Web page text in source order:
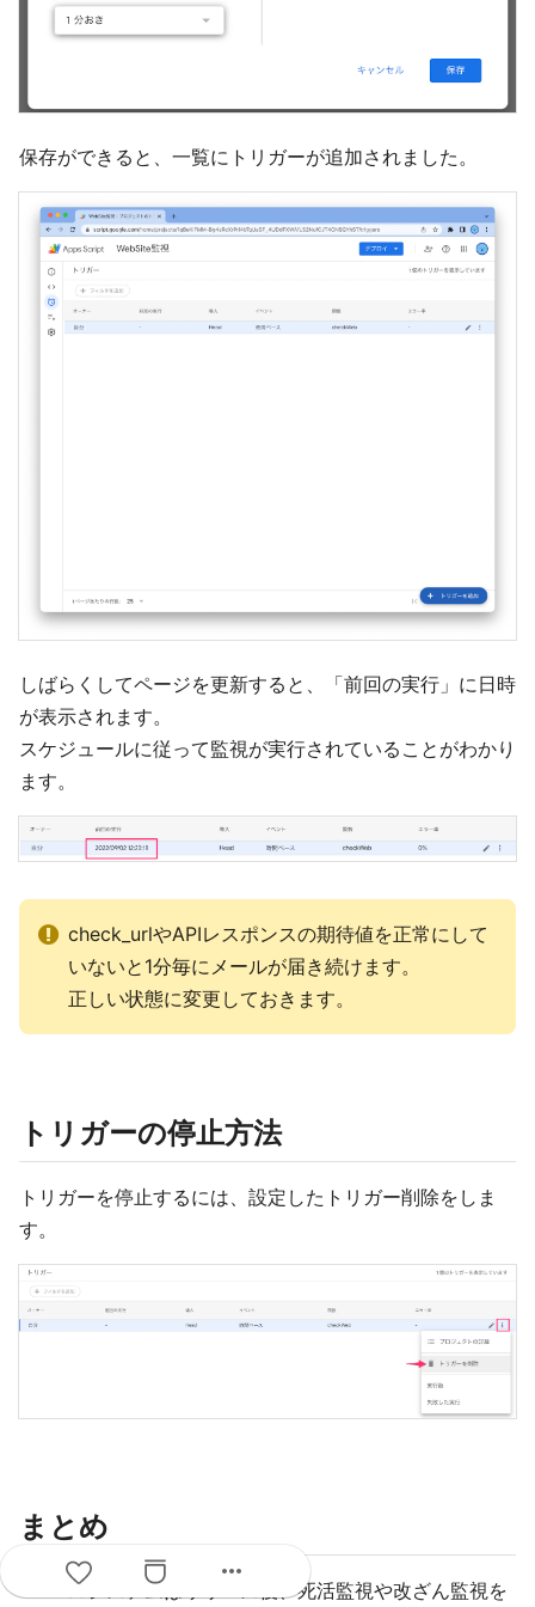
保存ができると、一覧にトリガーが追加されました。
しばらくしてページを更新すると、「前回の実行」に日時
が表示されます。
スケジュールに従って監視が実行されていることがわかり
ます。
check_urlやAPIレスポンスの期待値を正常にして
いないと1分毎にメールが届き続けます。
正しい状態に変更しておきます。
トリガーの停止方法
トリガーを停止するには、設定したトリガー削除をしま
す。
まとめ
Webシステムはリリース後、死活監視や改ざん監視を
more_horiz